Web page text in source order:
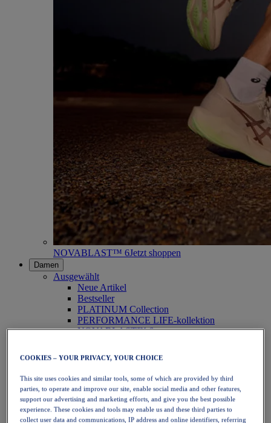
NOVABLAST™ 6Jetzt shoppen
Damen
Ausgewählt
Neue Artikel
Bestseller
PLATINUM Collection
PERFORMANCE LIFE-kollektion
NOVABLAST™ 6
Laufen
Trailrunning
Tennis
Volleyball
Handball
Padel
Korbball
COOKIES – YOUR PRIVACY, YOUR CHOICE
This site uses cookies and similar tools, some of which are provided by third
parties, to operate and improve our site, enable social media and other features,
support our advertising and marketing efforts, and give you the best possible
experience. These cookies and tools may enable us and these third parties to
collect user data and communications, IP address and online identifiers, referring